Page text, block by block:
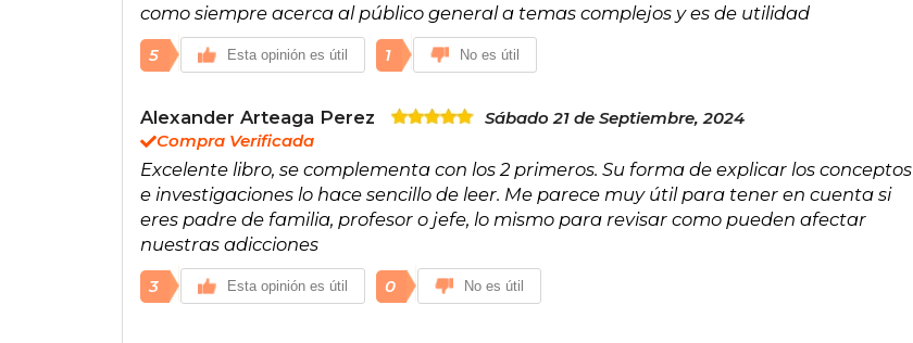
como siempre acerca al público general a temas complejos y es de utilidad
5 Esta opinión es útil 1 No es útil
Alexander Arteaga Perez
Sábado 21 de Septiembre, 2024
Compra Verificada
Excelente libro, se complementa con los 2 primeros. Su forma de explicar los conceptos
e investigaciones lo hace sencillo de leer. Me parece muy útil para tener en cuenta si
eres padre de familia, profesor o jefe, lo mismo para revisar como pueden afectar
nuestras adicciones
3 Esta opinión es útil 0 No es útil